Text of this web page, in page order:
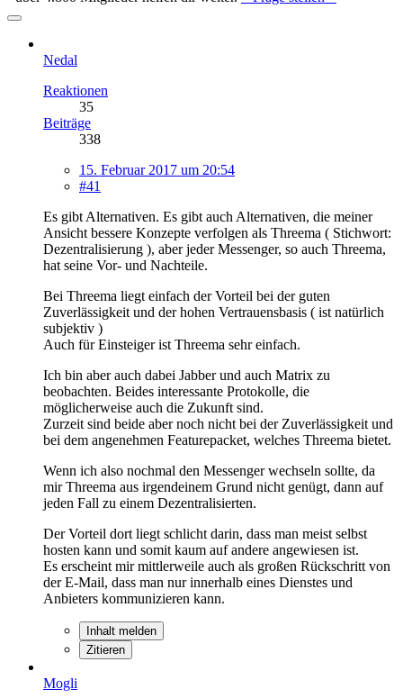
Nedal
Reaktionen
35
Beiträge
338
15. Februar 2017 um 20:54
#41
Es gibt Alternativen. Es gibt auch Alternativen, die meiner
Ansicht bessere Konzepte verfolgen als Threema ( Stichwort:
Dezentralisierung ), aber jeder Messenger, so auch Threema,
hat seine Vor- und Nachteile.
Bei Threema liegt einfach der Vorteil bei der guten
Zuverlässigkeit und der hohen Vertrauensbasis ( ist natürlich
subjektiv )
Auch für Einsteiger ist Threema sehr einfach.
Ich bin aber auch dabei Jabber und auch Matrix zu
beobachten. Beides interessante Protokolle, die
möglicherweise auch die Zukunft sind.
Zurzeit sind beide aber noch nicht bei der Zuverlässigkeit und
bei dem angenehmen Featurepacket, welches Threema bietet.
Wenn ich also nochmal den Messenger wechseln sollte, da
mir Threema aus irgendeinem Grund nicht genügt, dann auf
jeden Fall zu einem Dezentralisierten.
Der Vorteil dort liegt schlicht darin, dass man meist selbst
hosten kann und somit kaum auf andere angewiesen ist.
Es erscheint mir mittlerweile auch als großen Rückschritt von
der E-Mail, dass man nur innerhalb eines Dienstes und
Anbieters kommunizieren kann.
Inhalt melden
Zitieren
Mogli